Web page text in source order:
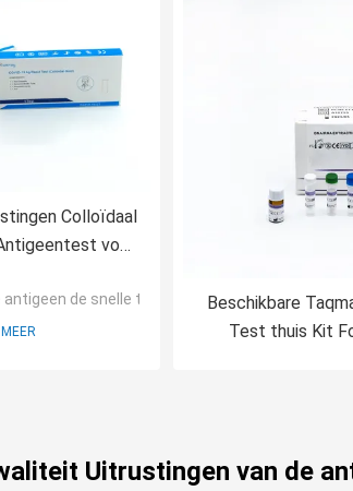
Colloïdaal
voor
de snelle test
MEER
Beschikbare
Test thuis Kit
Uitrustingen van de